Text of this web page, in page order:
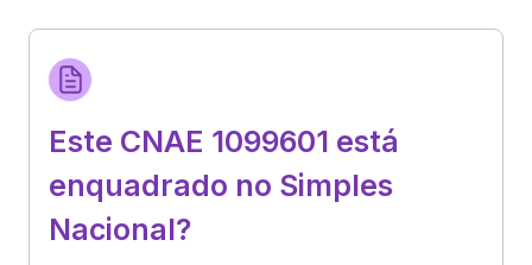
Este CNAE 1099601 está
enquadrado no Simples
Nacional?